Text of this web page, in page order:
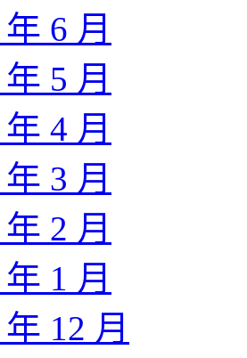
6 月
5 月
4 月
3 月
2 月
1 月
12 月